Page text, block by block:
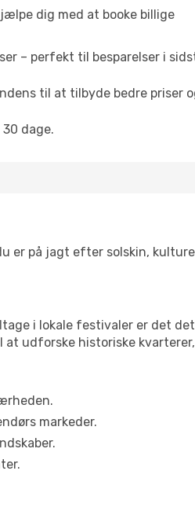
dig med at booke billige
– perfekt til besparelser i
til at tilbyde bedre priser
dage.
er på jagt efter solskin,
i lokale festivaler er det det
udforske historiske kvarterer,
markeder.